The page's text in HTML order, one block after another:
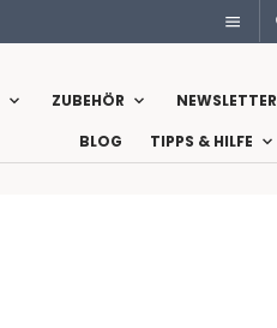
ZUBEHÖR
NEWSLETTER
BLOG
TIPPS & HILFE